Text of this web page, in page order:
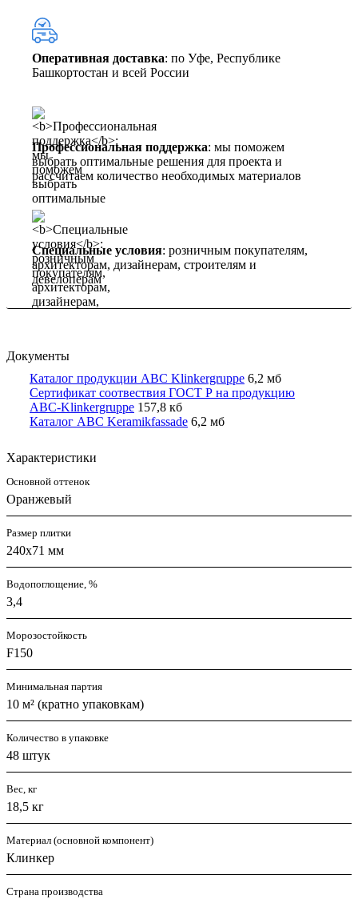
Оперативная доставка: по Уфе, Республике
Башкортостан и всей России
Профессиональная поддержка: мы поможем
выбрать оптимальные решения для проекта и
рассчитаем количество необходимых материалов
Специальные условия: розничным покупателям,
архитекторам, дизайнерам, строителям и
девелоперам
Документы
Каталог продукции ABC Klinkergruppe 6,2 мб
Сертификат соотвествия ГОСТ Р на продукцию
ABC-Klinkergruppe 157,8 кб
Каталог ABC Keramikfassade 6,2 мб
Характеристики
Основной оттенок
Оранжевый
Размер плитки
240x71 мм
Водопоглощение, %
3,4
Морозостойкость
F150
Минимальная партия
10 м² (кратно упаковкам)
Количество в упаковке
48 штук
Вес, кг
18,5 кг
Материал (основной компонент)
Клинкер
Страна производства